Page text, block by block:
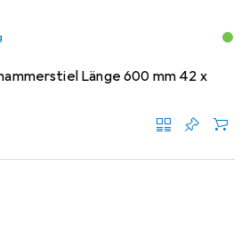
Länge 600 mm 42 x